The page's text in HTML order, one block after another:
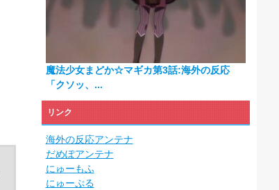
魔法少女まどか☆マギカ第3話:海外の反応
「クソッ、...
リンク
海外の反応アンテナ
だめぽアンテナ
にゅーもふ
にゅーぷる